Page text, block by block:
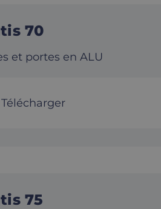
70
et portes en ALU
Télécharger
75